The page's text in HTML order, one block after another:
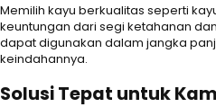
Memilih kayu berkualitas seperti
keuntungan dari segi ketahanan
dapat digunakan dalam jangka
keindahannya.
Solusi Tepat untuk